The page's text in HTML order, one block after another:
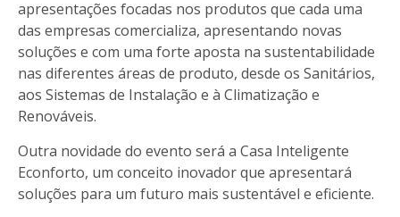
apresentações focadas nos produtos que cada uma
das empresas comercializa, apresentando novas
soluções e com uma forte aposta na sustentabilidade
nas diferentes áreas de produto, desde os Sanitários,
aos Sistemas de Instalação e à Climatização e
Renováveis.
Outra novidade do evento será a Casa Inteligente
Econforto, um conceito inovador que apresentará
soluções para um futuro mais sustentável e eficiente.